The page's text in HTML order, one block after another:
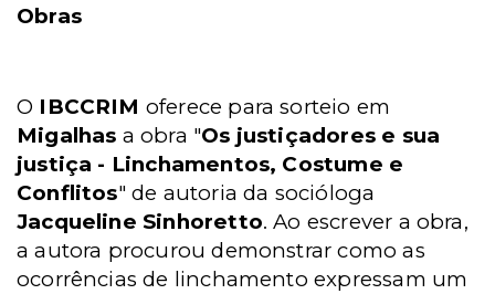
Obras
O IBCCRIM oferece para sorteio em
Migalhas a obra "Os justiçadores e sua
justiça - Linchamentos, Costume e
Conflitos" de autoria da socióloga
Jacqueline Sinhoretto. Ao escrever a obra,
a autora procurou demonstrar como as
ocorrências de linchamento expressam um